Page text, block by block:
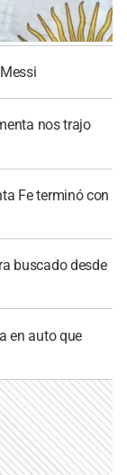
nos trajo
Fe terminó con
buscado desde
en auto que